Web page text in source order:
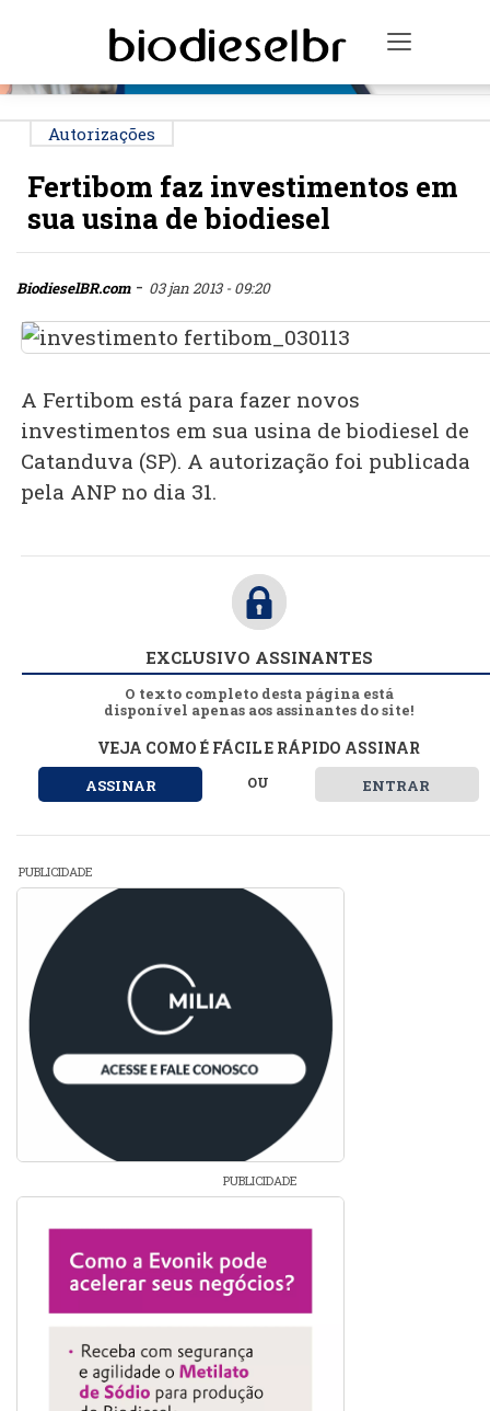
Toggle
Autorizações
Fertibom faz investimentos em
sua usina de biodiesel
BiodieselBR.com- 03 jan 2013 - 09:20
A Fertibom está para fazer novos
investimentos em sua usina de biodiesel de
Catanduva (SP). A autorização foi publicada
pela ANP no dia 31.
EXCLUSIVO ASSINANTES
O texto completo desta página está
disponível apenas aos assinantes do site!
VEJA COMO É FÁCIL E RÁPIDO ASSINAR
ASSINAR OU ENTRAR
PUBLICIDADE
PUBLICIDADE